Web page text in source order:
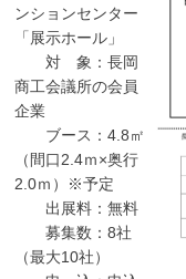
ンションセンター
「展示ホール」
対 象：長岡
商工会議所の会員
企業
ブース：4.8㎡
（間口2.4ｍ×奥行
2.0ｍ）※予定
出展料：無料
募集数：8社
（最大10社）